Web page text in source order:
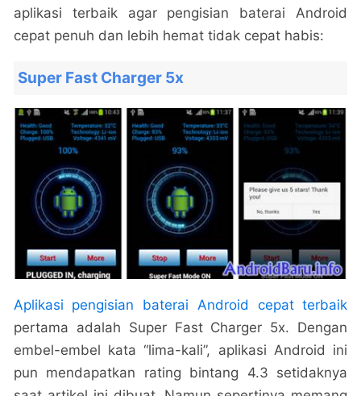
aplikasi terbaik agar pengisian baterai Android
cepat penuh dan lebih hemat tidak cepat habis:
Super Fast Charger 5x
Aplikasi pengisian baterai Android cepat terbaik
pertama adalah Super Fast Charger 5x. Dengan
embel-embel kata “lima-kali”, aplikasi Android ini
pun mendapatkan rating bintang 4.3 setidaknya